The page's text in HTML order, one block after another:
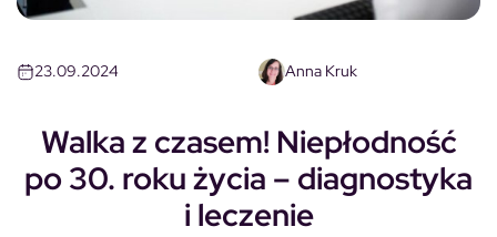
23.09.2024 Anna Kruk
Walka z czasem! Niepłodność
po 30. roku życia – diagnostyka
i leczenie